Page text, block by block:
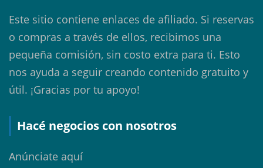
Este sitio contiene enlaces de afiliado. Si reservas
o compras a través de ellos, recibimos una
pequeña comisión, sin costo extra para ti. Esto
nos ayuda a seguir creando contenido gratuito y
útil. ¡Gracias por tu apoyo!
Hacé negocios con nosotros
Anúnciate aquí